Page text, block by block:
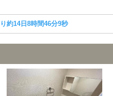
約14日8時間46分8秒